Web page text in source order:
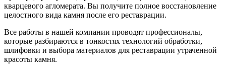
кварцевого агломерата. Вы получите полное восстановление
целостного вида камня после его реставрации.
Все работы в нашей компании проводят профессионалы,
которые разбираются в тонкостях технологий обработки,
шлифовки и выбора материалов для реставрации утраченной
красоты камня.